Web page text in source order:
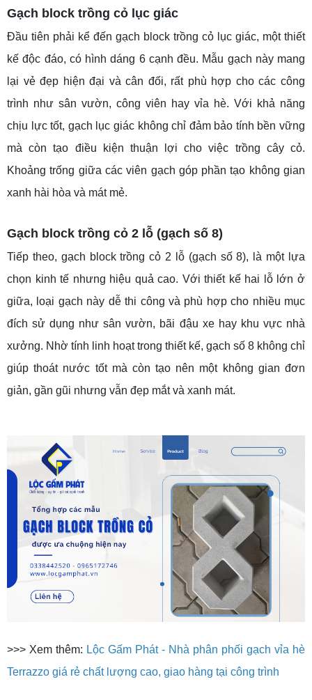
Gạch block trồng cỏ lục giác
Đầu tiên phải kể đến gạch block trồng cỏ lục giác, một thiết
kế độc đáo, có hình dáng 6 cạnh đều. Mẫu gạch này mang
lại vẻ đẹp hiện đại và cân đối, rất phù hợp cho các công
trình như sân vườn, công viên hay vỉa hè. Với khả năng
chịu lực tốt, gạch lục giác không chỉ đảm bảo tính bền vững
mà còn tạo điều kiện thuận lợi cho việc trồng cây cỏ.
Khoảng trống giữa các viên gạch góp phần tạo không gian
xanh hài hòa và mát mẻ.
Gạch block trồng cỏ 2 lỗ (gạch số 8)
Tiếp theo, gạch block trồng cỏ 2 lỗ (gạch số 8), là một lựa
chọn kinh tế nhưng hiệu quả cao. Với thiết kế hai lỗ lớn ở
giữa, loại gạch này dễ thi công và phù hợp cho nhiều mục
đích sử dụng như sân vườn, bãi đậu xe hay khu vực nhà
xưởng. Nhờ tính linh hoạt trong thiết kế, gạch số 8 không chỉ
giúp thoát nước tốt mà còn tạo nên một không gian đơn
giản, gần gũi nhưng vẫn đẹp mắt và xanh mát.
>>> Xem thêm: Lộc Gấm Phát - Nhà phân phối gạch vỉa hè
Terrazzo giá rẻ chất lượng cao, giao hàng tại công trình